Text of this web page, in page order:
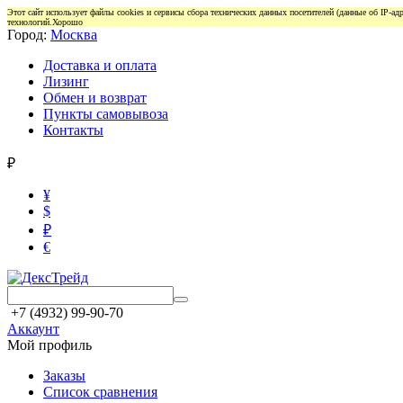
Этот сайт использует файлы cookies и сервисы сбора технических данных посетителей (данные об IP-
технологий. Хорошо
Город: Москва
Доставка и оплата
Лизинг
Обмен и возврат
Пункты самовывоза
Контакты
₽
¥
$
₽
€
+7 (4932) 99-90-70
Аккаунт
Мой профиль
Заказы
Список сравнения